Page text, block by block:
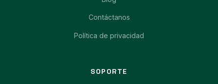
Contáctanos
Política de privacidad
SOPORTE